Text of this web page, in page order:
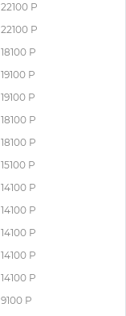
22100 Р
22100 Р
18100 Р
19100 Р
19100 Р
18100 Р
18100 Р
15100 Р
14100 Р
14100 Р
14100 Р
14100 Р
14100 Р
9100 Р